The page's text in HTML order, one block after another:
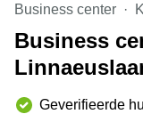
in Arnhem
Coworking
Hilversum
Business center
Business
Geverifieerde